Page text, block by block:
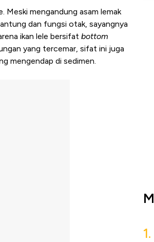
Meski mengandung asam lemak
dan fungsi otak, sayangnya
ikan lele bersifat bottom
yang tercemar, sifat ini juga
mengendap di sedimen.
1.